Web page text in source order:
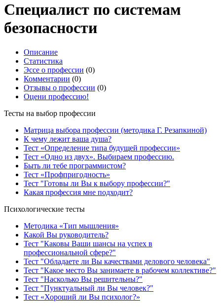
Специалист по системам
безопасности
Описание
Статистика
Эссе о профессии (0)
Комментарии (0)
Отзывы о профессии (0)
Оцени профессию!
Тесты на выбор профессии
Матрица выбора профессии (методика Г. Резапкиной)
К чему лежит ваша душа?
Тест «Определение типа будущей профессии»
Тест «Одно из двух». Выбираем профессию.
Быть ли тебе программистом?
Тест «Профпригодность»
Тест "Готовы ли Вы к выбору профессии?"
Какая профессия мне подходит?
Психологические тесты
Методика «Тип мышления»
Какой Вы руководитель?
Тест "Каковы Ваши шансы на успех в
профессиональной сфере?"
Тест "Обладаете ли Вы качествами делового человека"
Тест "Какое место Вы занимаете в рабочем коллективе?"
Тест "Насколько Вы решительны?"
Тест "Пунктуальный ли Вы человек?"
Тест «Хороший ли Вы психолог?»